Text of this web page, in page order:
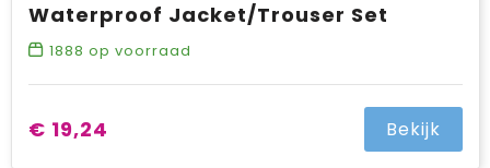
Waterproof Jacket/Trouser Set
1888 op voorraad
€ 19,24 Bekijk